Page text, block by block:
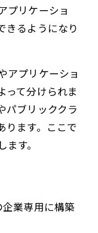
プリケーショ
きるようになり
アプリケーショ
って分けられま
パブリッククラ
ります。ここで
す。
業専用に構築